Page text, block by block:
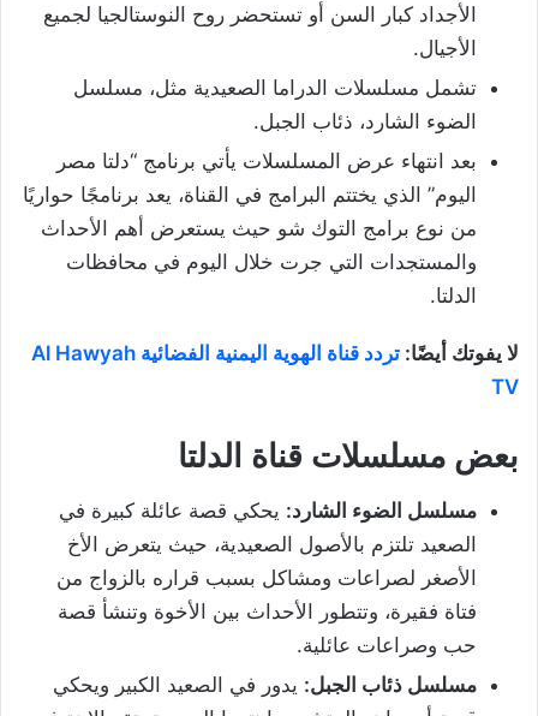
الأجداد كبار السن أو تستحضر روح النوستالجيا لجميع
الأجيال.
تشمل مسلسلات الدراما الصعيدية مثل، مسلسل
الضوء الشارد، ذئاب الجبل.
بعد انتهاء عرض المسلسلات يأتي برنامج “دلتا مصر
اليوم” الذي يختتم البرامج في القناة، يعد برنامجًا حواريًا
من نوع برامج التوك شو حيث يستعرض أهم الأحداث
والمستجدات التي جرت خلال اليوم في محافظات
الدلتا.
لا يفوتك أيضًا:
تردد قناة الهوية اليمنية الفضائية Al Hawyah
TV
بعض مسلسلات قناة الدلتا
مسلسل الضوء الشارد: يحكي قصة عائلة كبيرة في
الصعيد تلتزم بالأصول الصعيدية، حيث يتعرض الأخ
الأصغر لصراعات ومشاكل بسبب قراره بالزواج من
فتاة فقيرة، وتتطور الأحداث بين الأخوة وتنشأ قصة
حب وصراعات عائلية.
مسلسل ذئاب الجبل: يدور في الصعيد الكبير ويحكي